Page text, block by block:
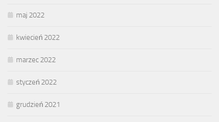
maj 2022
kwiecień 2022
marzec 2022
styczeń 2022
grudzień 2021